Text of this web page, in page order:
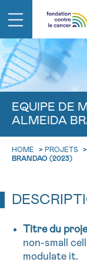
EQUIPE DE
ALMEIDA
HOME > PROJETS >
BRANDAO (2023)
Titre du
non-small
modulate it.
NOM
FACE AU
Des
cancer
Par
Via le
NOM
RETOUR
Rendez-vous
11h-13h
13h-16h